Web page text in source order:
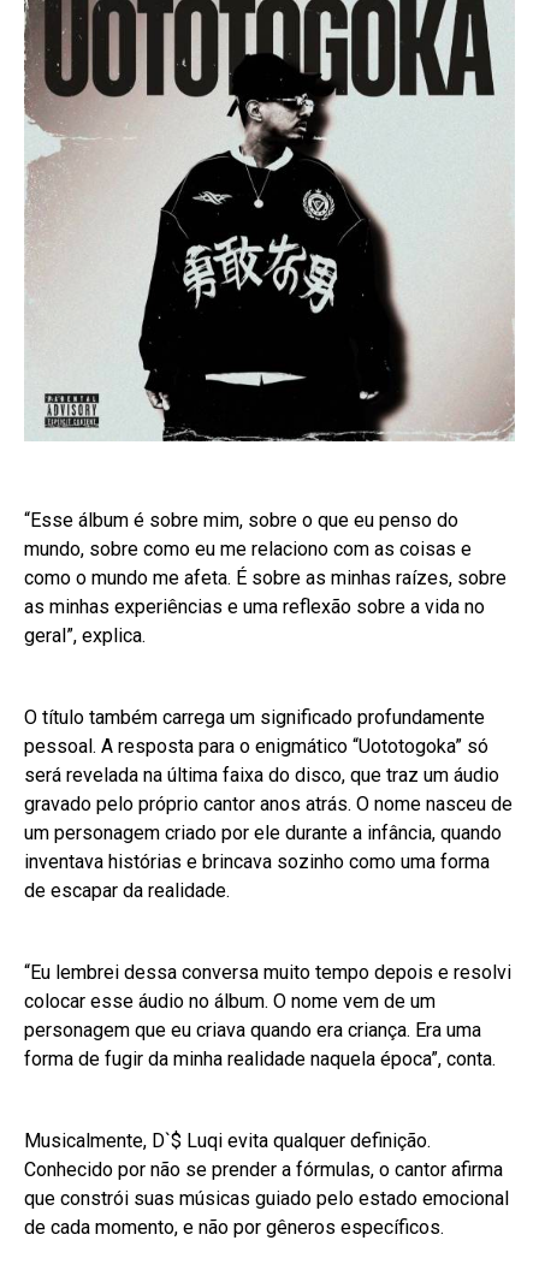
“Esse álbum é sobre mim, sobre o que eu penso do
mundo, sobre como eu me relaciono com as coisas e
como o mundo me afeta. É sobre as minhas raízes, sobre
as minhas experiências e uma reflexão sobre a vida no
geral”, explica.
O título também carrega um significado profundamente
pessoal. A resposta para o enigmático “Uototogoka” só
será revelada na última faixa do disco, que traz um áudio
gravado pelo próprio cantor anos atrás. O nome nasceu de
um personagem criado por ele durante a infância, quando
inventava histórias e brincava sozinho como uma forma
de escapar da realidade.
“Eu lembrei dessa conversa muito tempo depois e resolvi
colocar esse áudio no álbum. O nome vem de um
personagem que eu criava quando era criança. Era uma
forma de fugir da minha realidade naquela época”, conta.
Musicalmente, D`$ Luqi evita qualquer definição.
Conhecido por não se prender a fórmulas, o cantor afirma
que constrói suas músicas guiado pelo estado emocional
de cada momento, e não por gêneros específicos.